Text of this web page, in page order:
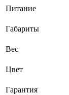
Питание
Габариты
Вес
Цвет
Гарантия